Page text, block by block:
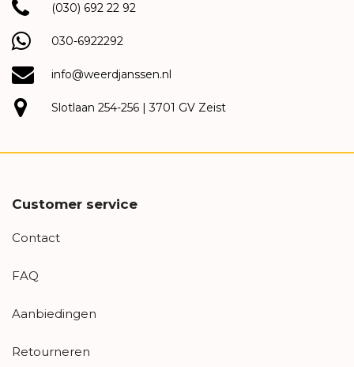
(030) 692 22 92
030-6922292
info@weerdjanssen.nl
Slotlaan 254-256 | 3701 GV Zeist
Customer service
Contact
FAQ
Aanbiedingen
Retourneren